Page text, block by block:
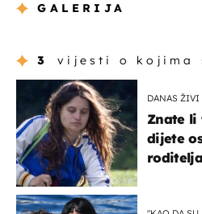
GALERIJA
3 vijesti o kojima
DANAS ŽIVI
Znate li
dijete